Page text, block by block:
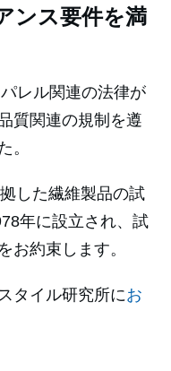
ンス要件を満
レル関連の法律が
質関連の規制を遵
。
した繊維製品の試
年に設立され、試
お約束します。
タイル研究所にお